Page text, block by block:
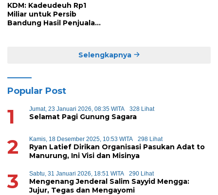
KDM: Kadeudeuh Rp1
Miliar untuk Persib
Bandung Hasil Penjualan
Selengkapnya
Popular Post
1 Jumat, 23 Januari 2026, 08:35 WITA 328 Lihat
Selamat Pagi Gunung Sagara
2 Kamis, 18 Desember 2025, 10:53 WITA 298 Lihat
Ryan Latief Dirikan Organisasi Pasukan Adat to
Manurung, Ini Visi dan Misinya
3 Sabtu, 31 Januari 2026, 18:51 WITA 290 Lihat
Mengenang Jenderal Salim Sayyid Mengga:
Jujur, Tegas dan Mengayomi